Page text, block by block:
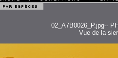
02_A7B0026_P.jpg--
Vue de la